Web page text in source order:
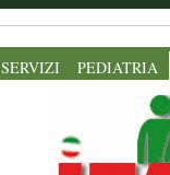
SERVIZI PEDIATRIA